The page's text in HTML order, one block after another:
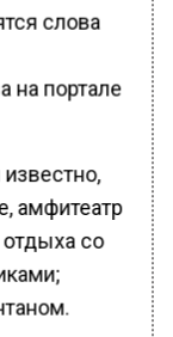
слова
на портале
амфитеатр
со